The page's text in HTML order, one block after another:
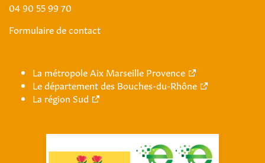
04 90 55 99 70
Formulaire de contact
La métropole Aix Marseille Provence
Le département des Bouches-du-Rhône
La région Sud